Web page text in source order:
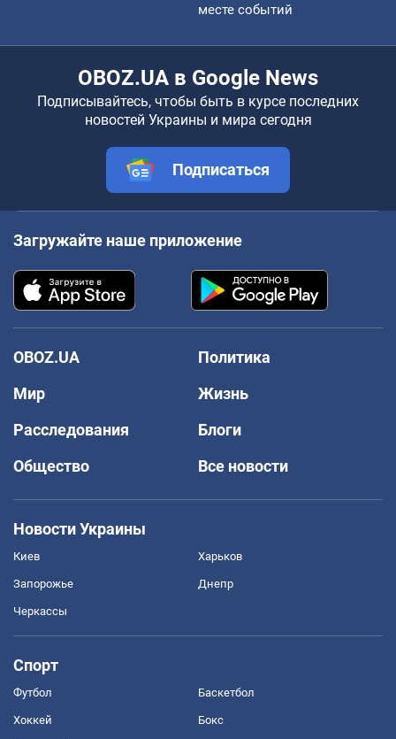
месте событий
OBOZ.UA в Google News
Подписывайтесь, чтобы быть в курсе последних
новостей Украины и мира сегодня
Подписаться
Загружайте наше приложение
OBOZ.UA
Политика
Мир
Жизнь
Расследования
Блоги
Общество
Все новости
Новости Украины
Киев Харьков
Запорожье Днепр
Черкассы
Спорт
Футбол Баскетбол
Хоккей Бокс